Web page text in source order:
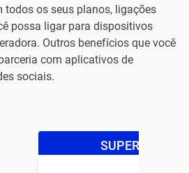
todos os seus planos, ligações
possa ligar para dispositivos
Outros benefícios que você
com aplicativos de
sociais.
SUPER OFERTA